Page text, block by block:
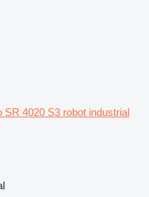
SR 4020 S3 robot industrial